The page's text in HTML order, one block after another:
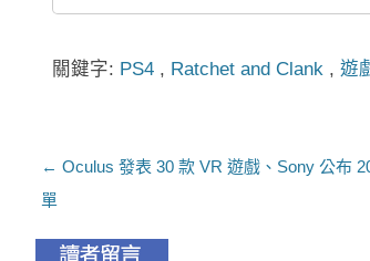
關鍵字: PS4 , Ratchet and Clank , 遊
文章導航列
← Oculus 發表 30 款 VR 遊戲、Sony 公布
單